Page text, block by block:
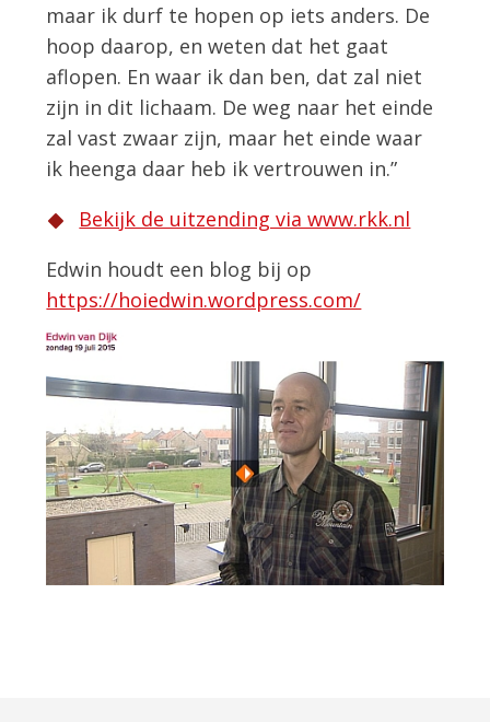
maar ik durf te hopen op iets anders. De
hoop daarop, en weten dat het gaat
aflopen. En waar ik dan ben, dat zal niet
zijn in dit lichaam. De weg naar het einde
zal vast zwaar zijn, maar het einde waar
ik heenga daar heb ik vertrouwen in.”
Bekijk de uitzending via www.rkk.nl
Edwin houdt een blog bij op
https://hoiedwin.wordpress.com/